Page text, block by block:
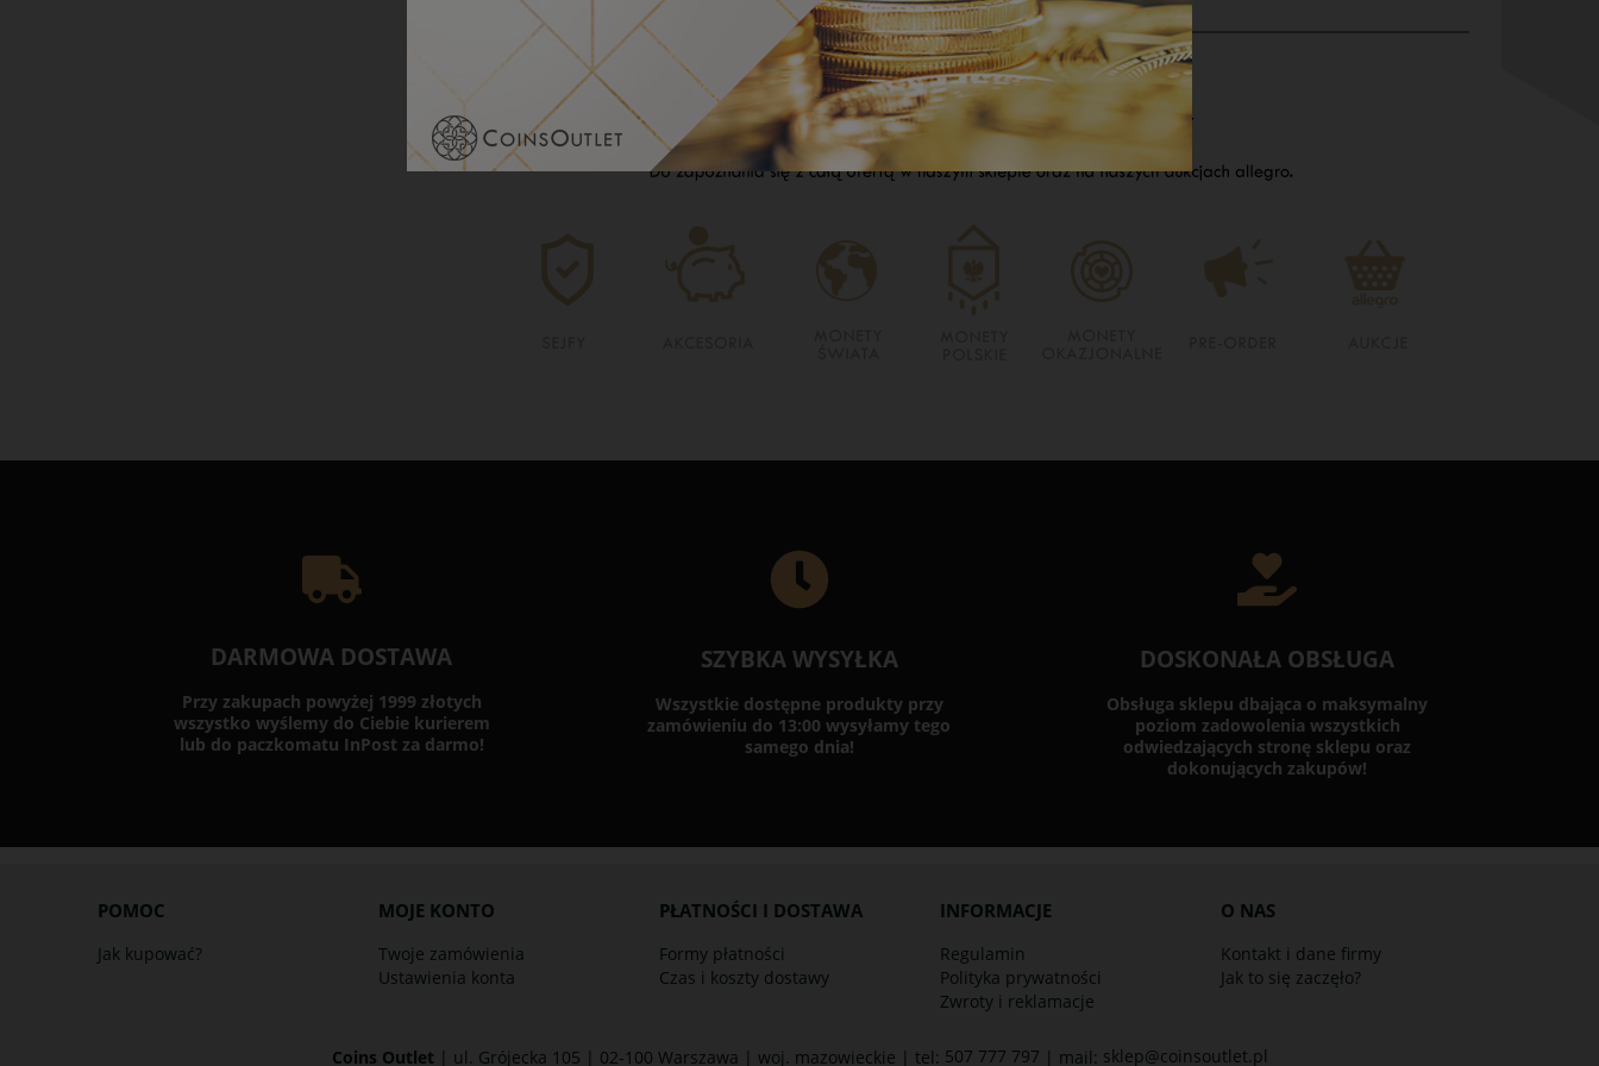
DARMOWA DOSTAWA
Przy zakupach powyżej 1999 złotych
wszystko wyślemy do Ciebie kurierem
lub do paczkomatu InPost za darmo!
SZYBKA WYSYŁKA
Wszystkie dostępne produkty przy
zamówieniu do 13:00 wysyłamy tego
samego dnia!
DOSKONAŁA OBSŁUGA
Obsługa sklepu dbająca o maksymalny
poziom zadowolenia wszystkich
odwiedzających stronę sklepu oraz
dokonujących zakupów!
POMOC
Jak kupować?
MOJE KONTO
Twoje zamówienia
Ustawienia konta
PŁATNOŚCI I DOSTAWA
Formy płatności
Czas i koszty dostawy
INFORMACJE
Regulamin
Polityka prywatności
Zwroty i reklamacje
O NAS
Kontakt i dane firmy
Jak to się zaczęło?
Coins Outlet | ul. Grójecka 105 | 02-100 Warszawa | woj. mazowieckie | tel: 507 777 797 | mail: sklep@coinsoutlet.pl